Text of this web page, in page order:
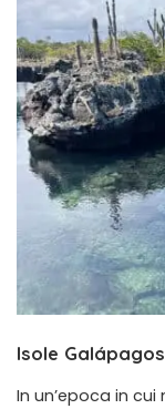
Isole
In un’epoca in